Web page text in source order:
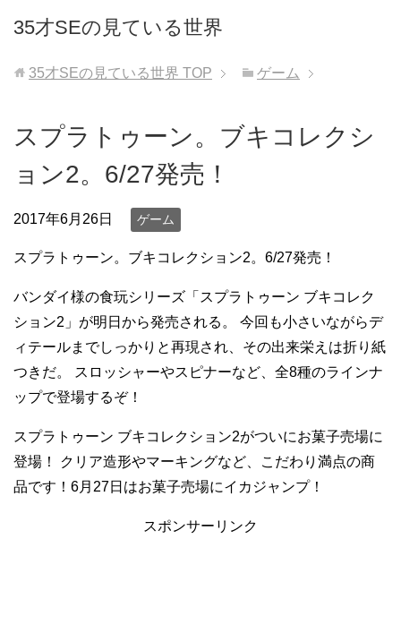
35才SEの見ている世界
35才SEの見ている世界 TOP ゲーム
スプラトゥーン。ブキコレクシ
ョン2。6/27発売！
2017年6月26日 ゲーム
スプラトゥーン。ブキコレクション2。6/27発売！
バンダイ様の食玩シリーズ「スプラトゥーン ブキコレク
ション2」が明日から発売される。 今回も小さいながらデ
ィテールまでしっかりと再現され、その出来栄えは折り紙
つきだ。 スロッシャーやスピナーなど、全8種のラインナ
ップで登場するぞ！
スプラトゥーン ブキコレクション2がついにお菓子売場に
登場！ クリア造形やマーキングなど、こだわり満点の商
品です！6月27日はお菓子売場にイカジャンプ！
スポンサーリンク